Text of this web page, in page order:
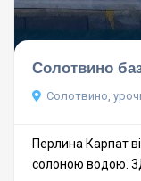
Солотвино
Солотвино,
Перлина Карпат
солоною водою.